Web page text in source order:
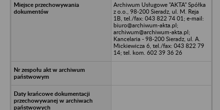
Archiwum Usługowe "AKTA" Spółka
z o.o., 98-200 Sieradz, ul. M. Reja
1B, tel./fax: 043 822 74 01; e-mail:
biuro@archiwum-akta.pl;
archiwum@archiwum-akta.pl;
Kancelaria - 98-200 Sieradz, ul. A.
Mickiewicza 6, tel./fax: 043 822 79
14; tel. kom. 602 39 36 26